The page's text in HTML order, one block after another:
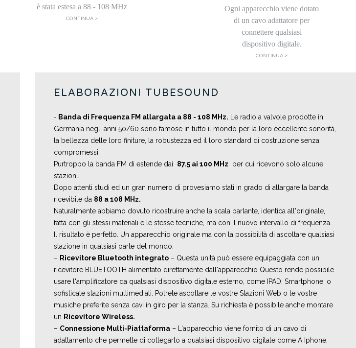
è stata estesa a 88 - 108 MHz
CONTINUA >
Ogni apparecchio viene dotato
di un cavo adattatore per
connettere qualsiasi
dispositivo digitale.
CONTINUA >
ELABORAZIONI TUBESOUND
- Banda di Frequenza FM allargata a 88 - 108 MHz. Le radio a valvole prodotte in
Germania negli anni 50/60 sono famose in tutto il mondo per la loro eccellente sonorità,
la bellezza delle loro finiture, la robustezza ed il loro standard di costruzione senza
compromessi.
Purtroppo la banda FM di estende dai 87.5 ai 100 MHz per cui ricevono solo alcune
stazioni.
Dopo attenti studi ed un gran numero di provesiamo stati in grado di allargare la banda
ricevibile da 88 a 108 MHz.
Naturalmente abbiamo dovuto ricostruire anche la scala parlante, identica all'originale,
fatta con gli stessi materiali e le stesse tecniche, ma con il nuovo intervallo di frequenza.
Il risultato è perfetto. Un apparecchio originale ma con la possibilità di ascoltare qualsiasi
stazione in qualsiasi parte del mondo.
– Ricevitore Bluetooth integrato – Questa unità può essere equipaggiata con un
ricevitore BLUETOOTH alimentato direttamente dall'apparecchio Questo rende possibile
usare l'amplificatore da qualsiasi dispositivo digitale esterno, come IPAD, Smartphone, o
sofisticate stazioni multimediali. Potrete ascoltare le vostre Stazioni Web o le vostre
musiche preferite senza cavi in giro per la stanza. Su richiesta è possibile anche montare
un Ricevitore Wireless.
– Connessione Multi-Piattaforma – L'apparecchio viene fornito di un cavo di
adattamento che permette di collegarlo a qualsiasi dispositivo digitale come A Iphone,